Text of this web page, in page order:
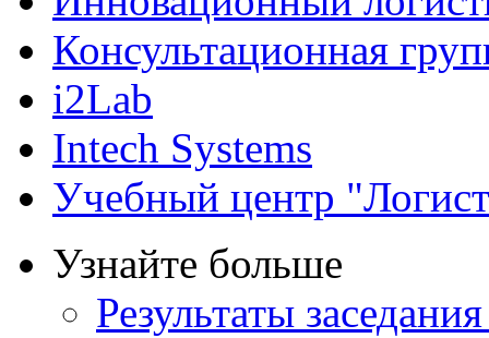
Консультационная
i2Lab
Intech Systems
Учебный центр
Узнайте больше
Результаты